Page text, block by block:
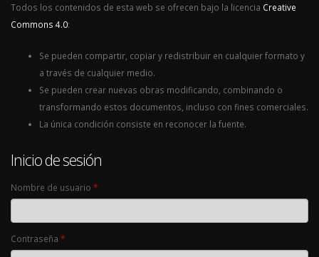
Todos los contenidos de esta web se ofrecen bajo la licencia Creative
Commons 4.0:
Se pueden compartir, copiar y redistribuir en cualquier formato y
a través de cualquier medio.
Se pueden crear nuevas obras modificando, combinando o
transformando estos documentos, incluso con fines comerciales.
La única condición consiste en reconocer la fuente.
Inicio de sesión
Nombre de usuario *
Contraseña *